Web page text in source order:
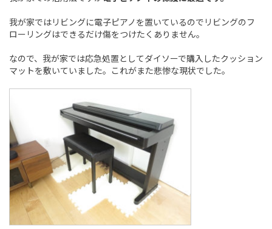
我が家ではリビングに電子ピアノを置いているのでリビングのフ
ローリングはできるだけ傷をつけたくありません。
なので、我が家では応急処置としてダイソーで購入したクッション
マットを敷いていました。これがまた悲惨な現状でした。